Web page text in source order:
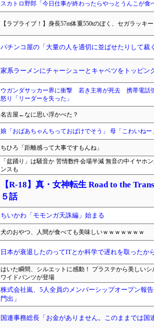
スカトロ野郎「今日仕事が終わったらやっとうんこが
【ラブライブ！】身長57m体重550tのぼく、セガラッキ
パチンコ屋の「大量の人を適切に並ばせたりして
家系ラーメンにチャーシューとキャベツをトッピン
ウガンダサッカー界に衝撃 若き主将が死去 携帯電
怒り「リーダーを失った」
名古屋←なに思い浮かべた？
娘「おばあちゃんちっておばけでそう」 母「こわいねー」
ちひろ「距離感って大事ですもんね」
「盆踊り」は騒音か 苦情数件会場半減 無音の中イヤホ
ンスも
【R-18】真・女神転生 Road to the
５話
ちいかわ「モモンガ天誅編」始まる
犬のおやつ、人間が食べても美味しいｗｗｗｗｗｗｗ
日本が衰退したのってITとか科学で遅れを取ったか
はいた瞬間、シルエットに感動！ プラステから美しい
ワイドパンツが登場
株式会社嵐、5人全員のメンバーシップオープン報
門出」
国連事務総長「お金がありません。このままでは国